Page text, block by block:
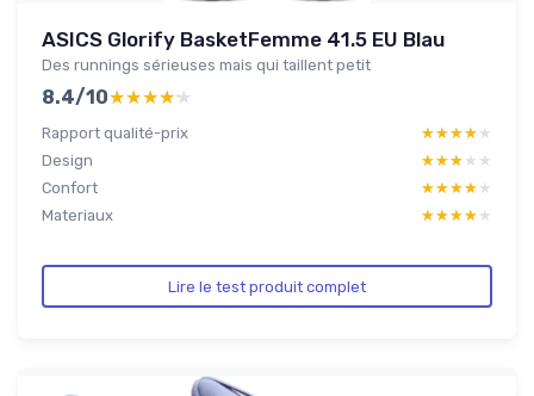
ASICS Glorify BasketFemme 41.5 EU Blau
Des runnings sérieuses mais qui taillent petit
8.4/10★★★★★
★★★★★
Rapport qualité-prix ★★★★★
★★★★★
Design
★★★★★
★★★★★
Confort
★★★★★
★★★★★
Materiaux
★★★★★
★★★★★
Lire le test produit complet